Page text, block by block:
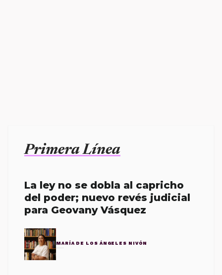
Primera Línea
La ley no se dobla al capricho
del poder; nuevo revés judicial
para Geovany Vásquez
MARÍA DE LOS ÁNGELES NIVÓN